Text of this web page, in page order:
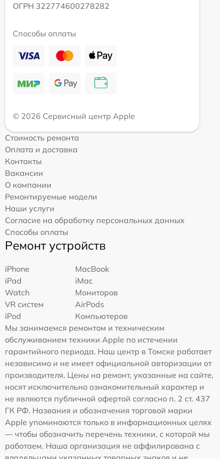
ОГРН 322774600278282
Способы оплаты
© 2026 Сервисный центр Apple
Стоимость ремонта
Оплата и доставка
Контакты
Вакансии
О компании
Ремонтируемые модели
Наши услуги
Согласие на обработку персональных данных
Способы оплаты
Ремонт устройств
iPhone
MacBook
iPad
iMac
Watch
Мониторов
VR систем
AirPods
iPod
Компьютеров
Мы занимаемся ремонтом и техническим
обслуживанием техники Apple по истечении
гарантийного периода. Наш центр в Томске работает
независимо и не имеет официальной авторизации от
производителя. Цены на ремонт, указанные на сайте,
носят исключительно ознакомительный характер и
не являются публичной офертой согласно п. 2 ст. 437
ГК РФ. Названия и обозначения торговой марки
Apple упоминаются только в информационных целях
— чтобы обозначить перечень техники, с которой мы
работаем. Наша организация не аффилирована с